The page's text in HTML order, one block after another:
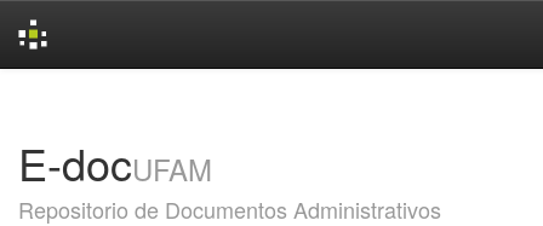
E-docUFAM
Repositorio de Documentos Administrativos